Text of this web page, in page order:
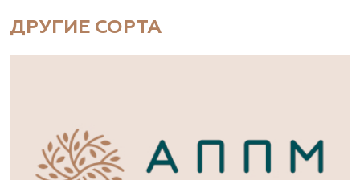
ДРУГИЕ СОРТА